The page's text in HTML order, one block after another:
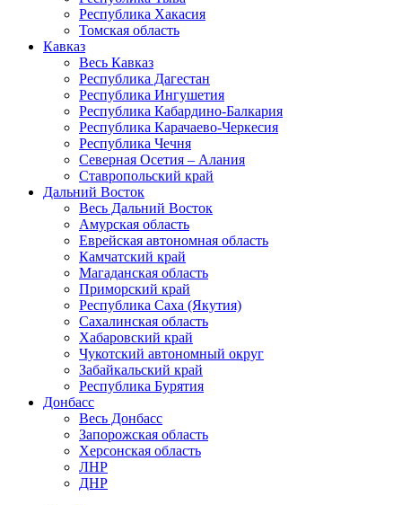
Республика Хакасия
Томская область
Кавказ
Весь Кавказ
Республика Дагестан
Республика Ингушетия
Республика Кабардино-Балкария
Республика Карачаево-Черкесия
Республика Чечня
Северная Осетия – Алания
Ставропольский край
Дальний Восток
Весь Дальний Восток
Амурская область
Еврейская автономная область
Камчатский край
Магаданская область
Приморский край
Республика Саха (Якутия)
Сахалинская область
Хабаровский край
Чукотский автономный округ
Забайкальский край
Республика Бурятия
Донбасс
Весь Донбасс
Запорожская область
Херсонская область
ЛНР
ДНР